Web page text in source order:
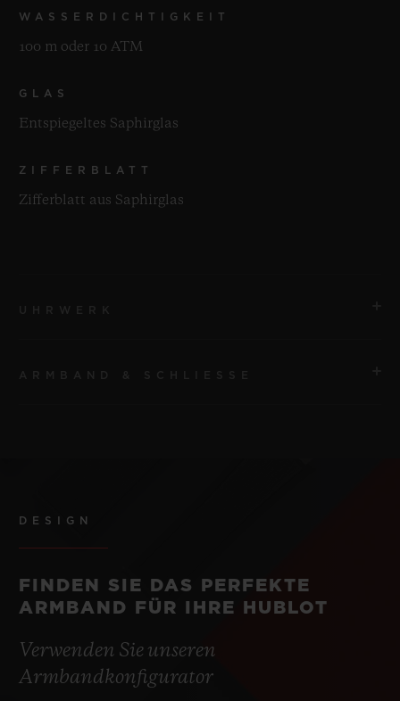
WASSERDICHTIGKEIT
100 m oder 10 ATM
GLAS
Entspiegeltes Saphirglas
ZIFFERBLATT
Zifferblatt aus Saphirglas
50 Stunden
Titan
DESIGN
FINDEN SIE DAS PERFEKTE
ARMBAND FÜR IHRE HUBLOT
Verwenden Sie unseren
Armbandkonfigurator